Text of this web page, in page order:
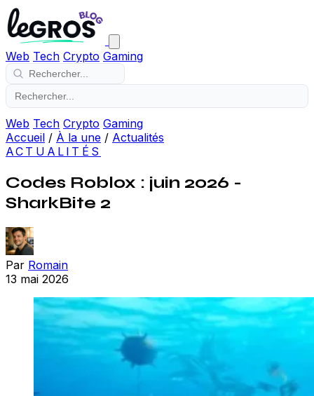
Web Tech Crypto Gaming
Web Tech Crypto Gaming
Accueil / À la une / Actualités
ACTUALITÉS
Codes Roblox : juin 2026 -
SharkBite 2
Par Romain
13 mai 2026